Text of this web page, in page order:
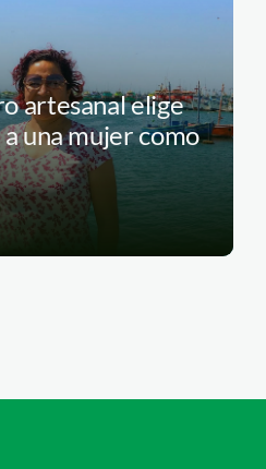
artesanal elige
una mujer como